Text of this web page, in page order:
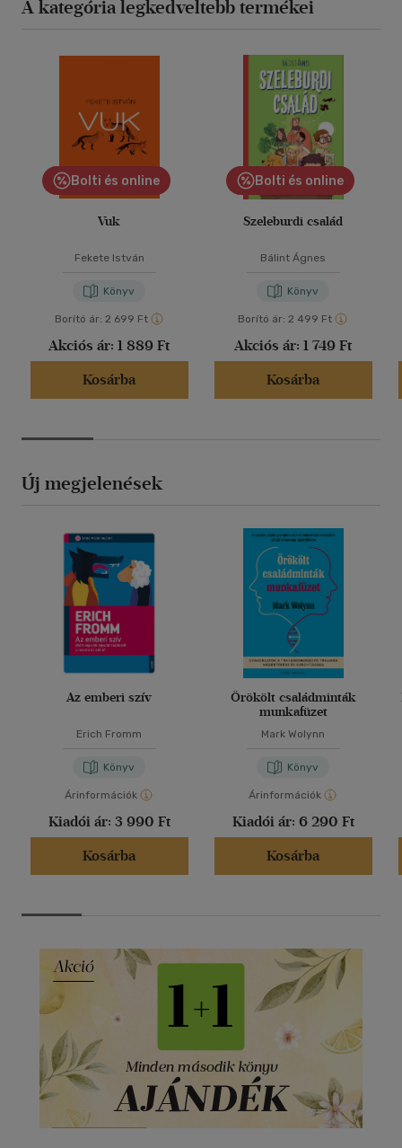
A kategória legkedveltebb termékei
Bolti és online
Vuk
Fekete István
Könyv
Borító ár: 2 699 Ft
Akciós ár: 1 889 Ft
Kosárba
Bolti és online
Szeleburdi család
Bálint Ágnes
Könyv
Borító ár: 2 499 Ft
Akciós ár: 1 749 Ft
Kosárba
Új megjelenések
Az emberi szív
Erich Fromm
Könyv
Árinformációk
Kiadói ár: 3 990 Ft
Kosárba
Örökölt családminták
munkafüzet
Mark Wolynn
Könyv
Árinformációk
Kiadói ár: 6 290 Ft
Kosárba